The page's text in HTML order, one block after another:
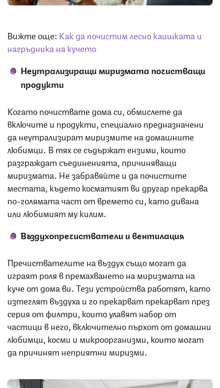
Вижте още: Как да почистим лесно каишката и
нагръдника на кучето
Неутрализиращи миризмата почистващи
продукти
Когато почиствате дома си, обмислете да
включите и продукти, специално предназначени
да неутрализират миризмите на домашните
любимци. В тях се съдържат ензими, които
разграждат съединенията, причиняващи
миризмата. Не забравяйте и да почистите
местата, където косматият ви другар прекарва
по-голямата част от времето си, като дивана
или любимият му килим.
Въздухопречистватели и вентилация
Пречиствателите на въздух също могат да
играят роля в премахването на миризмата на
куче от дома ви. Тези устройства работят, като
изтеглят въздуха и го прекарват прекарват през
серия от филтри, които улавят набор от
частици в него, включително пърхот от домашни
любимци, косми и микроорганизми, които могат
да причинят неприятни миризми.